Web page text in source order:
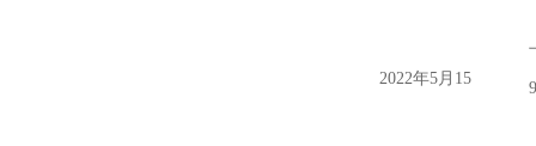
2022年5月15
9